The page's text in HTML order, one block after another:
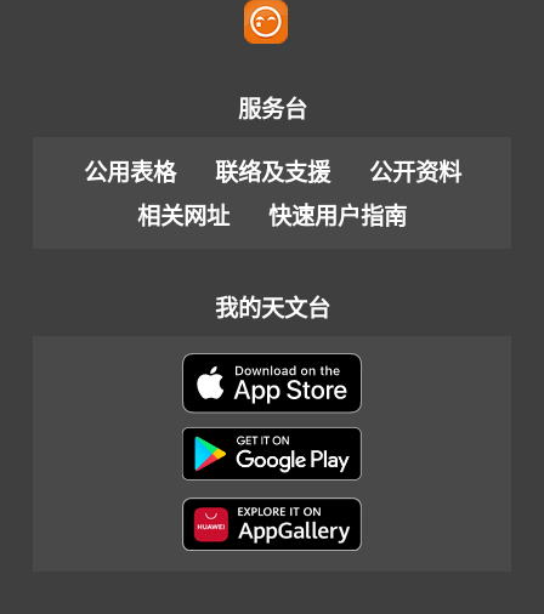
服务台
公用表格 联络及支援
公开资料
相关网址
快速用户指南
我的天文台